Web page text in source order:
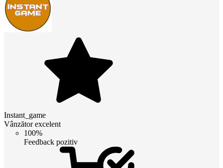
Instant_game
Vânzător excelent
100%
Feedback pozitiv